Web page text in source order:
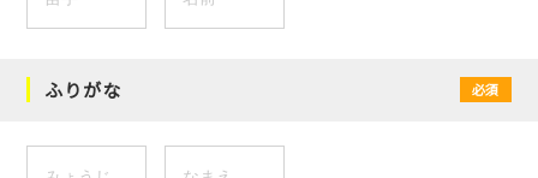
ふりがな 必須